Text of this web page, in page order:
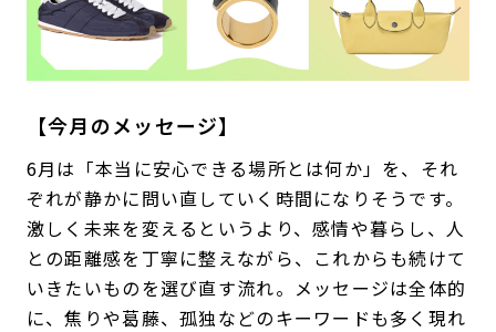
【今月のメッセージ】
6月は「本当に安心できる場所とは何か」を、それ
ぞれが静かに問い直していく時間になりそうです。
激しく未来を変えるというより、感情や暮らし、人
との距離感を丁寧に整えながら、これからも続けて
いきたいものを選び直す流れ。メッセージは全体的
に、焦りや葛藤、孤独などのキーワードも多く現れ